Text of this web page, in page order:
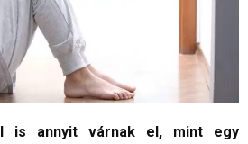
is annyit várnak el, mint egy